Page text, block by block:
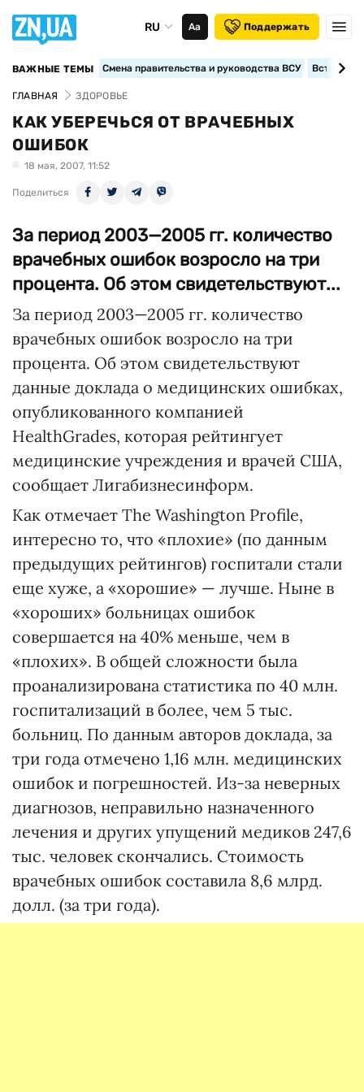
RU Аа Поддержать
ВАЖНЫЕ ТЕМЫ Смена правительства и руководства ВСУ
ГЛАВНАЯ ЗДОРОВЬЕ
КАК УБЕРЕЧЬСЯ ОТ ВРАЧЕБНЫХ
ОШИБОК
18 мая, 2007, 11:52
Поделиться
За период 2003—2005 гг. количество
врачебных ошибок возросло на три
процента. Об этом свидетельствуют...
За период 2003—2005 гг. количество
врачебных ошибок возросло на три
процента. Об этом свидетельствуют
данные доклада о медицинских ошибках,
опубликованного компанией
HealthGrades, которая рейтингует
медицинские учреждения и врачей США,
сообщает Лигабизнесинформ.
Как отмечает The Washington Profile,
интересно то, что «плохие» (по данным
предыдущих рейтингов) госпитали стали
еще хуже, а «хорошие» — лучше. Ныне в
«хороших» больницах ошибок
совершается на 40% меньше, чем в
«плохих». В общей сложности была
проанализирована статистика по 40 млн.
госпитализаций в более, чем 5 тыс.
больниц. По данным авторов доклада, за
три года отмечено 1,16 млн. медицинских
ошибок и погрешностей. Из-за неверных
диагнозов, неправильно назначенного
лечения и других упущений медиков 247,6
тыс. человек скончались. Стоимость
врачебных ошибок составила 8,6 млрд.
долл. (за три года).